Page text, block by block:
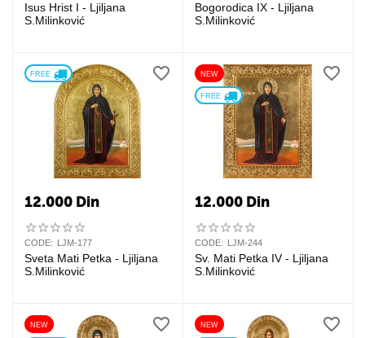
Isus Hrist I - Ljiljana
S.Milinković
Bogorodica IX - Ljiljana
S.Milinković
FREE
12.000 Din
CODE: LJM-177
Sveta Mati Petka - Ljiljana
S.Milinković
NEW
FREE
12.000 Din
CODE: LJM-244
Sv. Mati Petka IV - Ljiljana
S.Milinković
NEW NEW